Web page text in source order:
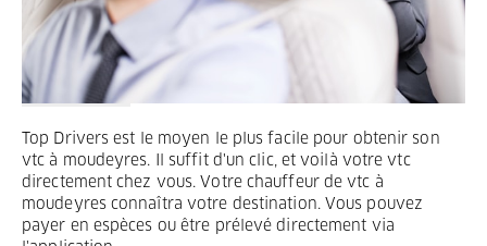
Top Drivers est le moyen le plus facile pour obtenir son
vtc à moudeyres. Il suffit d'un clic, et voilà votre vtc
directement chez vous. Votre chauffeur de vtc à
moudeyres connaîtra votre destination. Vous pouvez
payer en espèces ou être prélevé directement via